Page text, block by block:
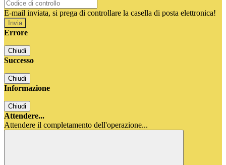
E-mail inviata, si prega di controllare la casella di posta elettronica!
Errore
Chiudi
Successo
Chiudi
Informazione
Chiudi
Attendere...
Attendere il completamento dell'operazione...